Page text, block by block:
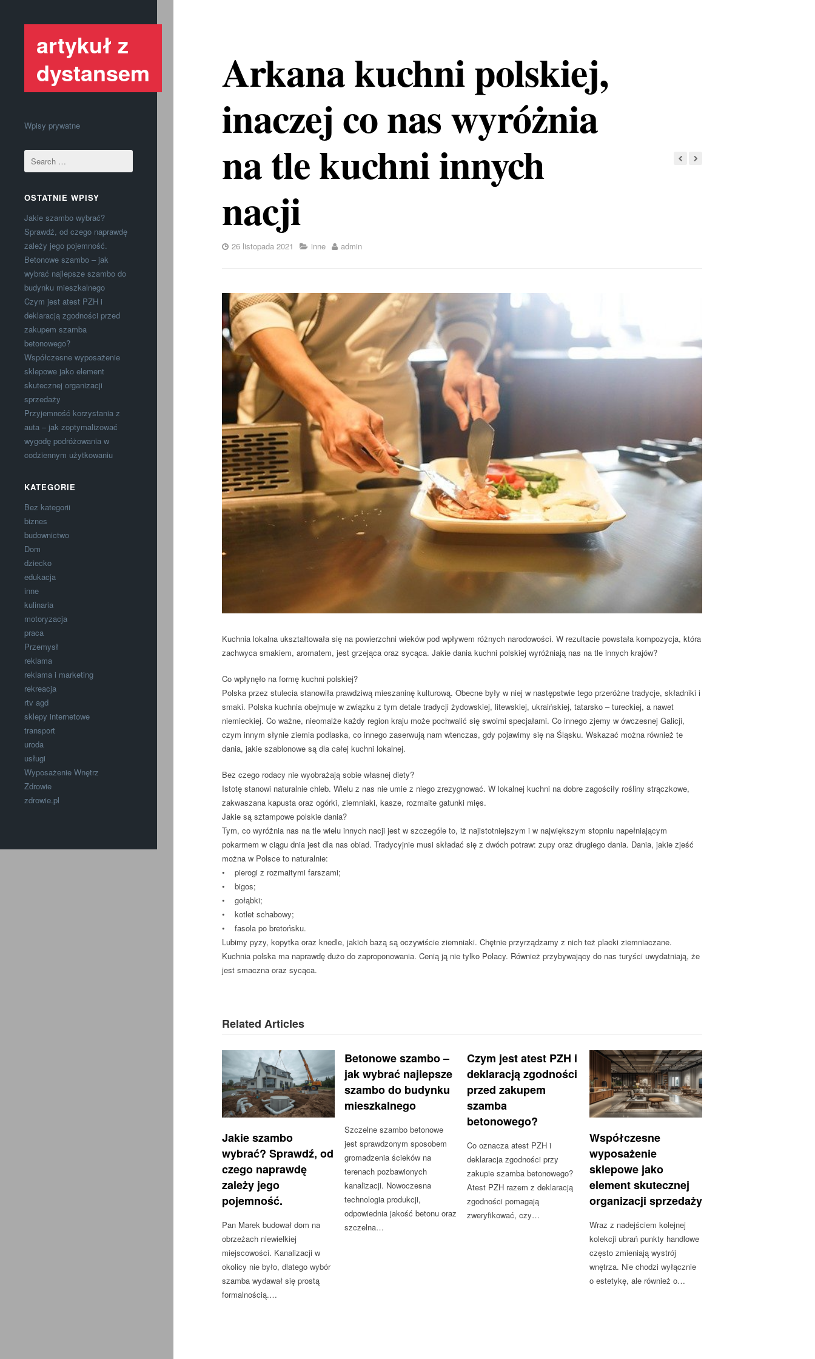
artykuł z
dystansem
Wpisy prywatne
OSTATNIE WPISY
Jakie szambo wybrać?
Sprawdź, od czego naprawdę
zależy jego pojemność.
Betonowe szambo – jak
wybrać najlepsze szambo do
budynku mieszkalnego
Czym jest atest PZH i
deklaracją zgodności przed
zakupem szamba
betonowego?
Współczesne wyposażenie
sklepowe jako element
skutecznej organizacji
sprzedaży
Przyjemność korzystania z
auta – jak zoptymalizować
wygodę podróżowania w
codziennym użytkowaniu
KATEGORIE
Bez kategorii
biznes
budownictwo
Dom
dziecko
edukacja
inne
kulinaria
motoryzacja
praca
Przemysł
reklama
reklama i marketing
rekreacja
rtv agd
sklepy internetowe
transport
uroda
usługi
Wyposażenie Wnętrz
Zdrowie
zdrowie.pl
Arkana kuchni polskiej,
inaczej co nas wyróżnia
na tle kuchni innych
nacji
26 listopada 2021 inne admin
Kuchnia lokalna ukształtowała się na powierzchni wieków pod wpływem różnych narodowości. W rezultacie powstała kompozycja, która
zachwyca smakiem, aromatem, jest grzejąca oraz sycąca. Jakie dania kuchni polskiej wyróżniają nas na tle innych krajów?
Co wpłynęło na formę kuchni polskiej?
Polska przez stulecia stanowiła prawdziwą mieszaninę kulturową. Obecne były w niej w następstwie tego przeróżne tradycje, składniki i
smaki. Polska kuchnia obejmuje w związku z tym detale tradycji żydowskiej, litewskiej, ukraińskiej, tatarsko – tureckiej, a nawet
niemieckiej. Co ważne, nieomalże każdy region kraju może pochwalić się swoimi specjałami. Co innego zjemy w ówczesnej Galicji,
czym innym słynie ziemia podlaska, co innego zaserwują nam wtenczas, gdy pojawimy się na Śląsku. Wskazać można również te
dania, jakie szablonowe są dla całej kuchni lokalnej.
Bez czego rodacy nie wyobrażają sobie własnej diety?
Istotę stanowi naturalnie chleb. Wielu z nas nie umie z niego zrezygnować. W lokalnej kuchni na dobre zagościły rośliny strączkowe,
zakwaszana kapusta oraz ogórki, ziemniaki, kasze, rozmaite gatunki mięs.
Jakie są sztampowe polskie dania?
Tym, co wyróżnia nas na tle wielu innych nacji jest w szczególe to, iż najistotniejszym i w największym stopniu napełniającym
pokarmem w ciągu dnia jest dla nas obiad. Tradycyjnie musi składać się z dwóch potraw: zupy oraz drugiego dania. Dania, jakie zjeść
można w Polsce to naturalnie:
• pierogi z rozmaitymi farszami;
• bigos;
• gołąbki;
• kotlet schabowy;
• fasola po bretońsku.
Lubimy pyzy, kopytka oraz knedle, jakich bazą są oczywiście ziemniaki. Chętnie przyrządzamy z nich też placki ziemniaczane.
Kuchnia polska ma naprawdę dużo do zaproponowania. Cenią ją nie tylko Polacy. Również przybywający do nas turyści uwydatniają, że
jest smaczna oraz sycąca.
Related Articles
Jakie szambo
wybrać? Sprawdź, od
czego naprawdę
zależy jego
pojemność.
Pan Marek budował dom na
obrzeżach niewielkiej
miejscowości. Kanalizacji w
okolicy nie było, dlatego wybór
szamba wydawał się prostą
formalnością.…
Betonowe szambo –
jak wybrać najlepsze
szambo do budynku
mieszkalnego
Szczelne szambo betonowe
jest sprawdzonym sposobem
gromadzenia ścieków na
terenach pozbawionych
kanalizacji. Nowoczesna
technologia produkcji,
odpowiednia jakość betonu oraz
szczelna…
Czym jest atest PZH i
deklaracją zgodności
przed zakupem
szamba
betonowego?
Co oznacza atest PZH i
deklaracja zgodności przy
zakupie szamba betonowego?
Atest PZH razem z deklaracją
zgodności pomagają
zweryfikować, czy…
Współczesne
wyposażenie
sklepowe jako
element skutecznej
organizacji sprzedaży
Wraz z nadejściem kolejnej
kolekcji ubrań punkty handlowe
często zmieniają wystrój
wnętrza. Nie chodzi wyłącznie
o estetykę, ale również o…